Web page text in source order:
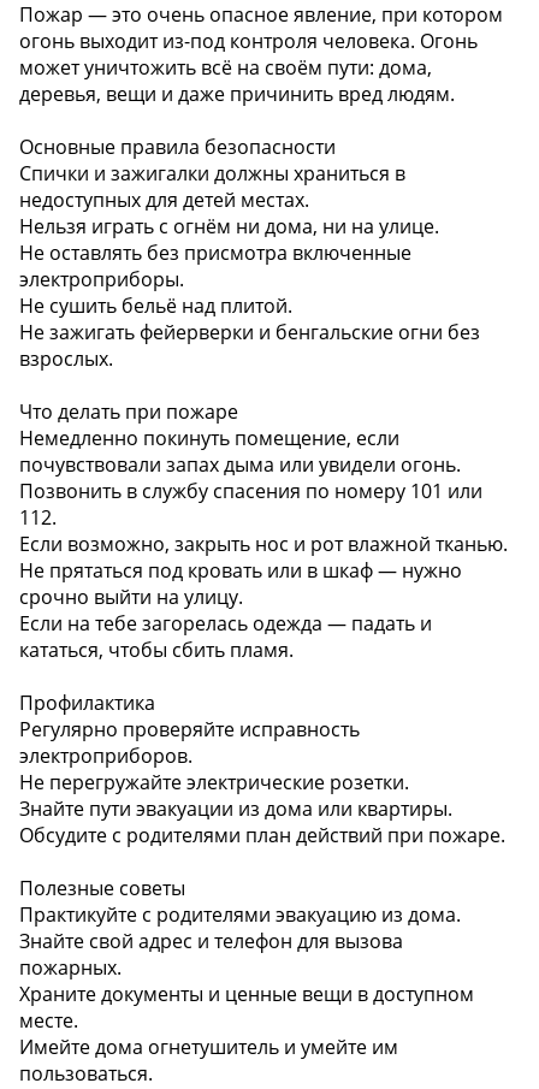
Пожар — это очень опасное явление, при котором
огонь выходит из-под контроля человека. Огонь
может уничтожить всё на своём пути: дома,
деревья, вещи и даже причинить вред людям.
Основные правила безопасности
Спички и зажигалки должны храниться в
недоступных для детей местах.
Нельзя играть с огнём ни дома, ни на улице.
Не оставлять без присмотра включенные
электроприборы.
Не сушить бельё над плитой.
Не зажигать фейерверки и бенгальские огни без
взрослых.
Что делать при пожаре
Немедленно покинуть помещение, если
почувствовали запах дыма или увидели огонь.
Позвонить в службу спасения по номеру 101 или
112.
Если возможно, закрыть нос и рот влажной тканью.
Не прятаться под кровать или в шкаф — нужно
срочно выйти на улицу.
Если на тебе загорелась одежда — падать и
кататься, чтобы сбить пламя.
Профилактика
Регулярно проверяйте исправность
электроприборов.
Не перегружайте электрические розетки.
Знайте пути эвакуации из дома или квартиры.
Обсудите с родителями план действий при пожаре.
Полезные советы
Практикуйте с родителями эвакуацию из дома.
Знайте свой адрес и телефон для вызова
пожарных.
Храните документы и ценные вещи в доступном
месте.
Имейте дома огнетушитель и умейте им
пользоваться.